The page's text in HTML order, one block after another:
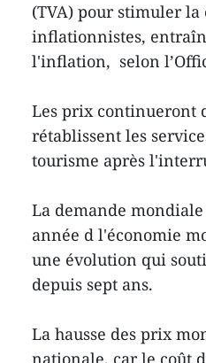
(TVA) pour stimuler
inflationnistes,
l'inflation, selon
Les prix continueront
rétablissent les
tourisme après
La demande
année d l'économie
une évolution qui
depuis sept ans.
La hausse des prix
nationale, car le coût